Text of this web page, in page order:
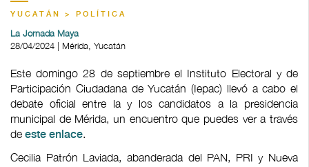
YUCATÁN > POLÍTICA
La Jornada Maya
28/04/2024 | Mérida, Yucatán
Este domingo 28 de septiembre el Instituto Electoral y de
Participación Ciudadana de Yucatán (Iepac) llevó a cabo el
debate oficial entre la y los candidatos a la presidencia
municipal de Mérida, un encuentro que puedes ver a través
de este enlace.
Cecilia Patrón Laviada, abanderada del PAN, PRI y Nueva